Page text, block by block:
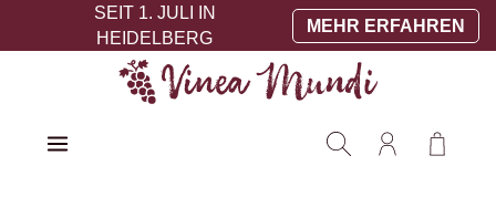
Zum Hauptinhalt springen
SEIT 1. JULI IN
HEIDELBERG
MEHR ERFAHREN